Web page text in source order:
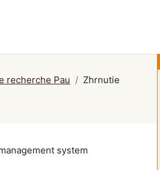
recherche Pau Zhrnutie
system